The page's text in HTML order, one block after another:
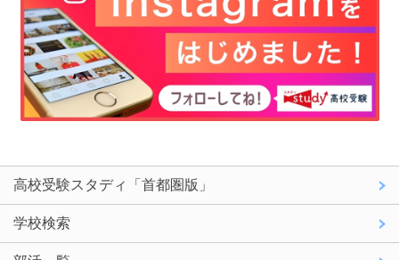
高校受験スタディ「首都圏版」
学校検索